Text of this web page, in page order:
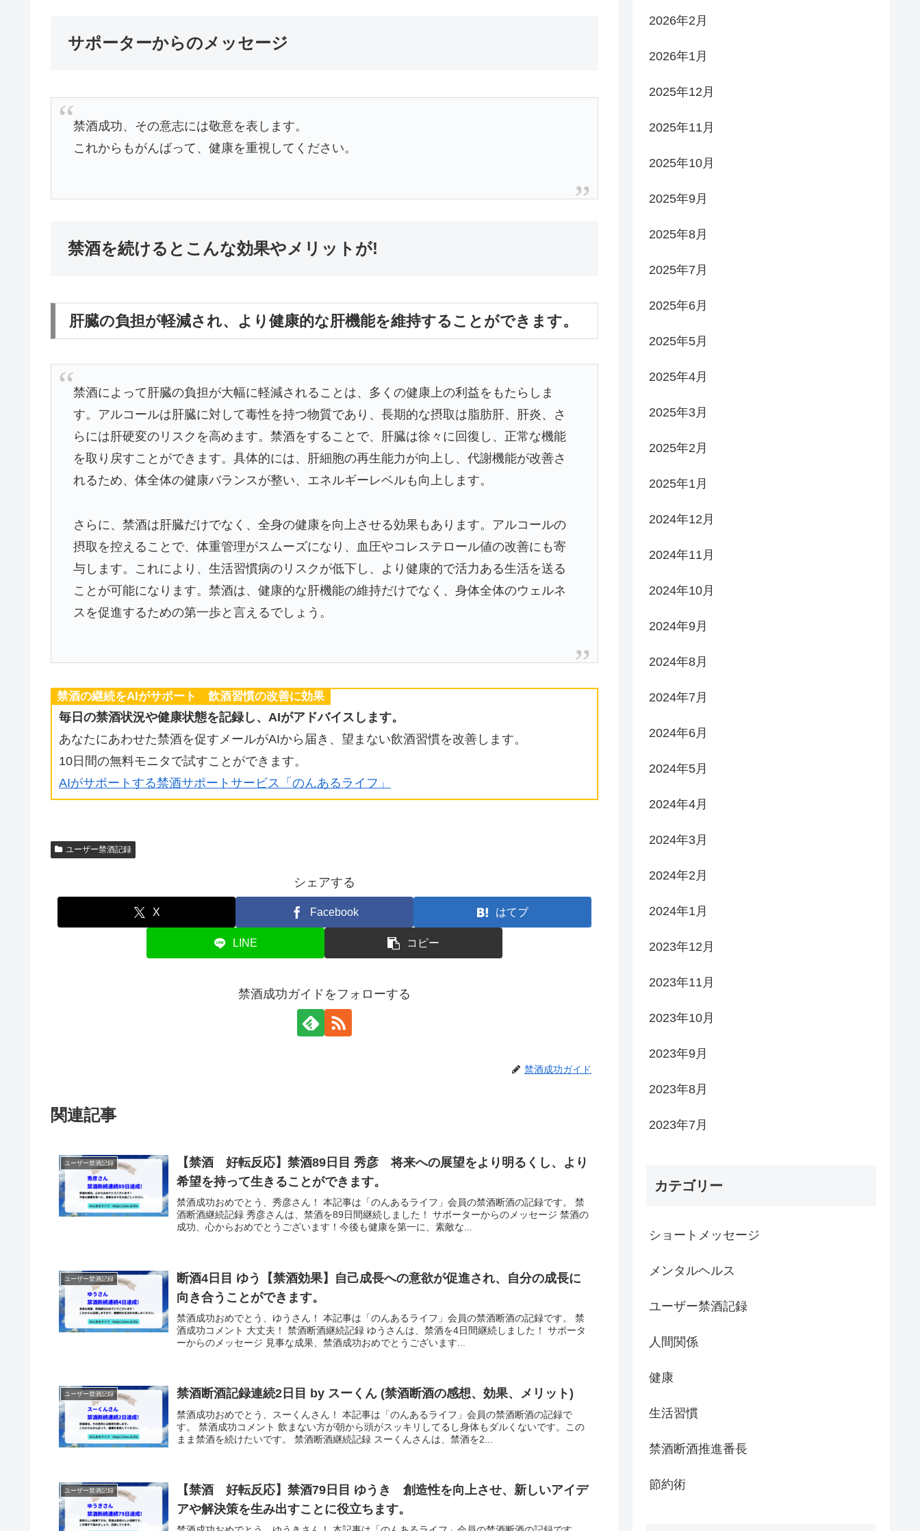
サポーターからのメッセージ
禁酒成功、その意志には敬意を表します。
これからもがんばって、健康を重視してください。
禁酒を続けるとこんな効果やメリットが!
肝臓の負担が軽減され、より健康的な肝機能を維持することができます。
禁酒によって肝臓の負担が大幅に軽減されることは、多くの健康上の利益をもたらしま
す。アルコールは肝臓に対して毒性を持つ物質であり、長期的な摂取は脂肪肝、肝炎、さ
らには肝硬変のリスクを高めます。禁酒をすることで、肝臓は徐々に回復し、正常な機能
を取り戻すことができます。具体的には、肝細胞の再生能力が向上し、代謝機能が改善さ
れるため、体全体の健康バランスが整い、エネルギーレベルも向上します。
さらに、禁酒は肝臓だけでなく、全身の健康を向上させる効果もあります。アルコールの
摂取を控えることで、体重管理がスムーズになり、血圧やコレステロール値の改善にも寄
与します。これにより、生活習慣病のリスクが低下し、より健康的で活力ある生活を送る
ことが可能になります。禁酒は、健康的な肝機能の維持だけでなく、身体全体のウェルネ
スを促進するための第一歩と言えるでしょう。
禁酒の継続をAIがサポート 飲酒習慣の改善に効果
毎日の禁酒状況や健康状態を記録し、AIがアドバイスします。
あなたにあわせた禁酒を促すメールがAIから届き、望まない飲酒習慣を改善します。
10日間の無料モニタで試すことができます。
AIがサポートする禁酒サポートサービス「のんあるライフ」
ユーザー禁酒記録
シェアする
X Facebook はてブ
LINE コピー
禁酒成功ガイドをフォローする
禁酒成功ガイド
関連記事
ユーザー禁酒記録
【禁酒 好転反応】禁酒89日目 秀彦 将来への展望をより明るくし、より
希望を持って生きることができます。
禁酒成功おめでとう、秀彦さん！ 本記事は「のんあるライフ」会員の禁酒断酒の記録です。 禁
酒断酒継続記録 秀彦さんは、禁酒を89日間継続しました！ サポーターからのメッセージ 禁酒の
成功、心からおめでとうございます！今後も健康を第一に、素敵な...
ユーザー禁酒記録
断酒4日目 ゆう【禁酒効果】自己成長への意欲が促進され、自分の成長に
向き合うことができます。
禁酒成功おめでとう、ゆうさん！ 本記事は「のんあるライフ」会員の禁酒断酒の記録です。 禁
酒成功コメント 大丈夫！ 禁酒断酒継続記録 ゆうさんは、禁酒を4日間継続しました！ サポータ
ーからのメッセージ 見事な成果、禁酒成功おめでとうございます...
ユーザー禁酒記録 禁酒断酒記録連続2日目 by スーくん (禁酒断酒の感想、効果、メリット)
禁酒成功おめでとう、スーくんさん！ 本記事は「のんあるライフ」会員の禁酒断酒の記録で
す。 禁酒成功コメント 飲まない方が朝から頭がスッキリしてるし身体もダルくないです。この
まま禁酒を続けたいです。 禁酒断酒継続記録 スーくんさんは、禁酒を2...
ユーザー禁酒記録
【禁酒 好転反応】禁酒79日目 ゆうき 創造性を向上させ、新しいアイデ
アや解決策を生み出すことに役立ちます。
2026年2月
2026年1月
2025年12月
2025年11月
2025年10月
2025年9月
2025年8月
2025年7月
2025年6月
2025年5月
2025年4月
2025年3月
2025年2月
2025年1月
2024年12月
2024年11月
2024年10月
2024年9月
2024年8月
2024年7月
2024年6月
2024年5月
2024年4月
2024年3月
2024年2月
2024年1月
2023年12月
2023年11月
2023年10月
2023年9月
2023年8月
2023年7月
カテゴリー
ショートメッセージ
メンタルヘルス
ユーザー禁酒記録
人間関係
健康
生活習慣
禁酒断酒推進番長
節約術